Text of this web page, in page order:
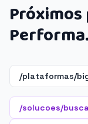
Próximos
/plataformas/
/solucoes/